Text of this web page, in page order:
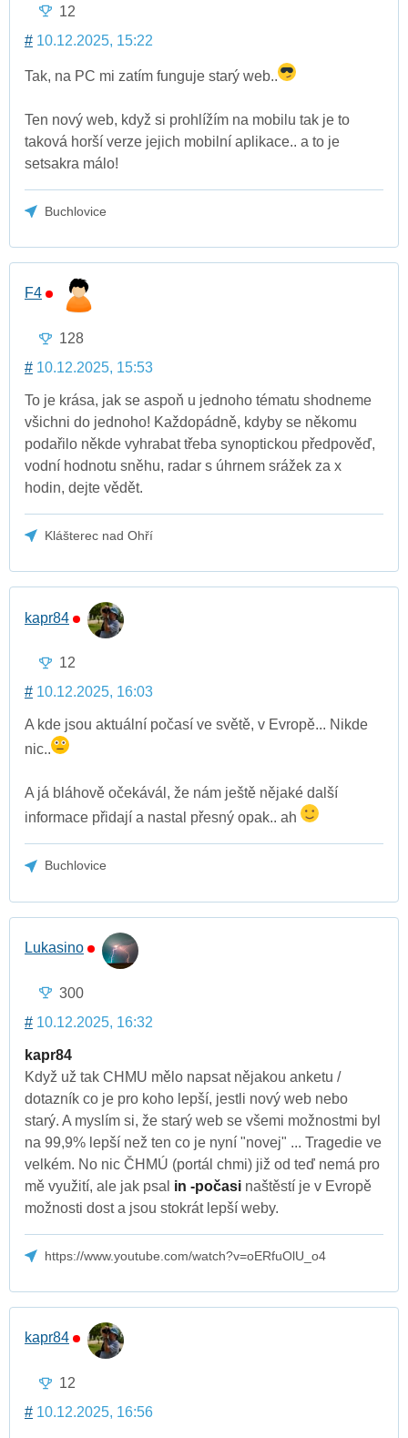
12
# 10.12.2025, 15:22
Tak, na PC mi zatím funguje starý web..
Ten nový web, když si prohlížím na mobilu tak je to
taková horší verze jejich mobilní aplikace.. a to je
setsakra málo!
Buchlovice
F4
128
# 10.12.2025, 15:53
To je krása, jak se aspoň u jednoho tématu shodneme
všichni do jednoho! Každopádně, kdyby se někomu
podařilo někde vyhrabat třeba synoptickou předpověď,
vodní hodnotu sněhu, radar s úhrnem srážek za x
hodin, dejte vědět.
Klášterec nad Ohří
kapr84
12
# 10.12.2025, 16:03
A kde jsou aktuální počasí ve světě, v Evropě... Nikde
nic..
A já bláhově očekávál, že nám ještě nějaké další
informace přidají a nastal přesný opak.. ah
Buchlovice
Lukasino
300
# 10.12.2025, 16:32
kapr84
Když už tak CHMU mělo napsat nějakou anketu /
dotazník co je pro koho lepší, jestli nový web nebo
starý. A myslím si, že starý web se všemi možnostmi byl
na 99,9% lepší než ten co je nyní "novej" ... Tragedie ve
velkém. No nic ČHMÚ (portál chmi) již od teď nemá pro
mě využití, ale jak psal in -počasi naštěstí je v Evropě
možnosti dost a jsou stokrát lepší weby.
https://www.youtube.com/watch?v=oERfuOlU_o4
kapr84
12
# 10.12.2025, 16:56